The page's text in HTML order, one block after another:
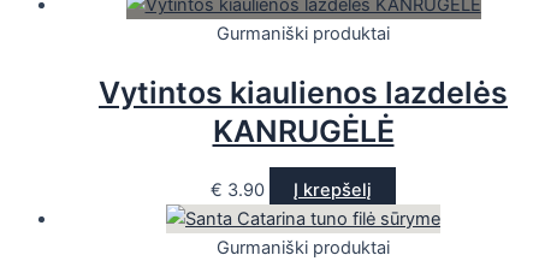
Gurmaniški produktai
Vytintos kiaulienos lazdelės
KANRUGĖLĖ
€ 3.90 Į krepšelį
Gurmaniški produktai